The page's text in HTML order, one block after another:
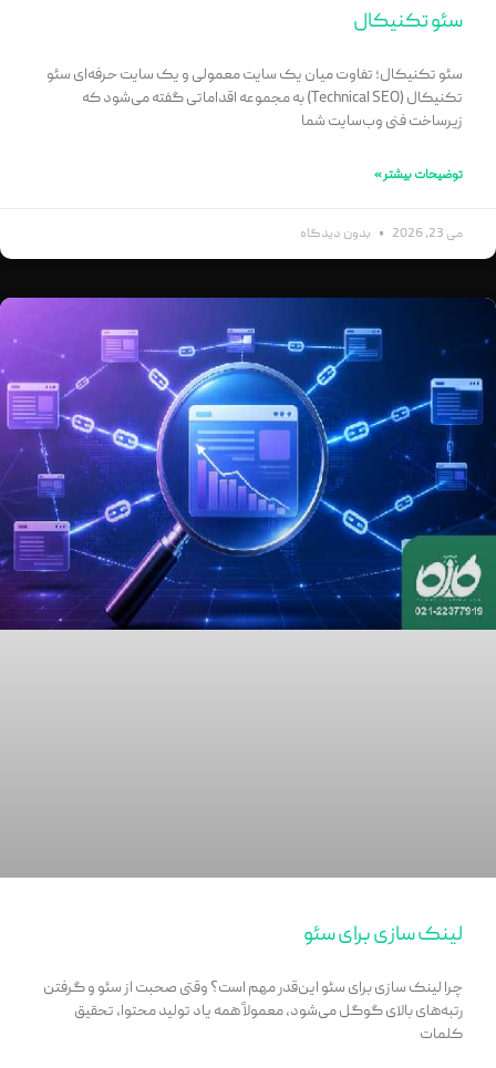
سئو تکنیکال
سئو تکنیکال؛ تفاوت میان یک سایت معمولی و یک سایت حرفه‌ای سئو
تکنیکال (Technical SEO) به مجموعه اقداماتی گفته می‌شود که
زیرساخت فنی وب‌سایت شما
توضیحات بیشتر »
می 23, 2026 بدون دیدگاه
لینک سازی برای سئو
چرا لینک سازی برای سئو این‌قدر مهم است؟ وقتی صحبت از سئو و گرفتن
رتبه‌های بالای گوگل می‌شود، معمولاً همه یاد تولید محتوا، تحقیق
کلمات